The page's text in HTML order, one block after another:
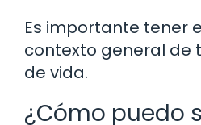
Es importante tener
contexto general de
de vida.
¿Cómo puedo